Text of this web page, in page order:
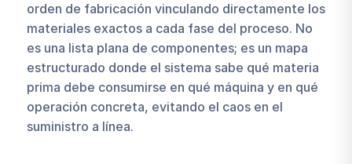
orden de fabricación vinculando directamente los
materiales exactos a cada fase del proceso. No
es una lista plana de componentes; es un mapa
estructurado donde el sistema sabe qué materia
prima debe consumirse en qué máquina y en qué
operación concreta, evitando el caos en el
suministro a línea.